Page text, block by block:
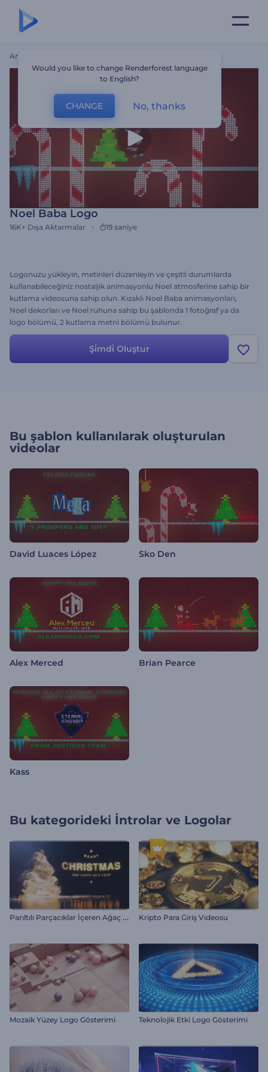
Ana Sayfa
Noel Baba Logo
16K+ Dışa Aktarmalar 19 saniye
Logonuzu yükleyin, metinleri düzenleyin ve çeşitli durumlarda
kullanabileceğiniz nostaljik animasyonlu Noel atmosferine sahip bir
kutlama videosuna sahip olun. Kızaklı Noel Baba animasyonları,
Noel dekorları ve Noel ruhuna sahip bu şablonda 1 fotoğraf ya da
logo bölümü, 2 kutlama metni bölümü bulunur.
Şi̇mdi̇ Oluştur
Bu şablon kullanılarak oluşturulan
videolar
David Luaces López Sko Den
Alex Merced Brian Pearce
Kass
Bu kategorideki İntrolar ve Logolar
P
arıltılı Parçacıklar İçeren Ağaç İntro Kripto Para Giriş Videosu
Mozaik Yüzey Logo Gösterimi Teknolojik Etki Logo Gösterimi
Would you like to change Renderforest language
to English?
CHANGE No, thanks